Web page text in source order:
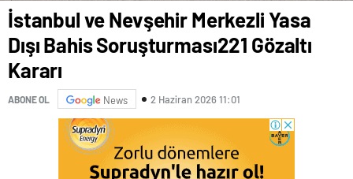
İstanbul ve Nevşehir Merkezli Yasa
Dışı Bahis Soruşturması221 Gözaltı
Kararı
ABONE OL News 2 Haziran 2026 11:01